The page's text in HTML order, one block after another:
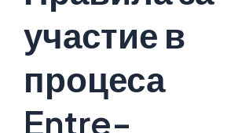
участие в
процеса
Entre-